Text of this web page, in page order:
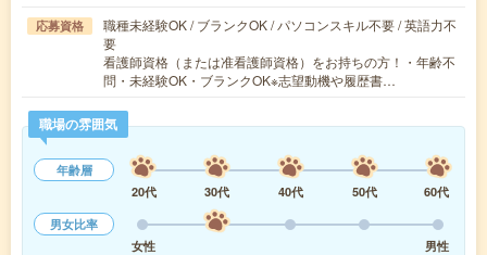
応募資格
職種未経験OK / ブランクOK / パソコンスキル不要 / 英語力不
要
看護師資格（または准看護師資格）をお持ちの方！・年齢不
問・未経験OK・ブランクOK※志望動機や履歴書…
職場の雰囲気
年齢層
20代
30代 40代 50代
60代
男女比率
女性
男性